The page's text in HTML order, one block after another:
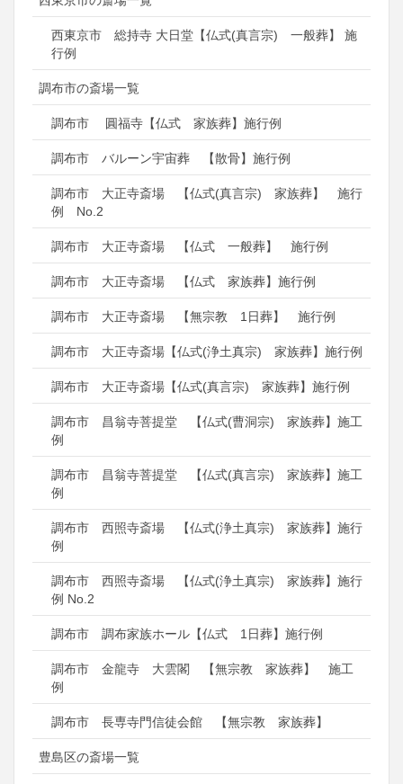
西東京市 総持寺 大日堂【仏式(真言宗) 一般葬】 施
行例
調布市の斎場一覧
調布市 圓福寺【仏式 家族葬】施行例
調布市 バルーン宇宙葬 【散骨】施行例
調布市 大正寺斎場 【仏式(真言宗) 家族葬】 施行
例 No.2
調布市 大正寺斎場 【仏式 一般葬】 施行例
調布市 大正寺斎場 【仏式 家族葬】施行例
調布市 大正寺斎場 【無宗教 1日葬】 施行例
調布市 大正寺斎場【仏式(浄土真宗) 家族葬】施行例
調布市 大正寺斎場【仏式(真言宗) 家族葬】施行例
調布市 昌翁寺菩提堂 【仏式(曹洞宗) 家族葬】施工
例
調布市 昌翁寺菩提堂 【仏式(真言宗) 家族葬】施工
例
調布市 西照寺斎場 【仏式(浄土真宗) 家族葬】施行
例
調布市 西照寺斎場 【仏式(浄土真宗) 家族葬】施行
例 No.2
調布市 調布家族ホール【仏式 1日葬】施行例
調布市 金龍寺 大雲閣 【無宗教 家族葬】 施工
例
調布市 長専寺門信徒会館 【無宗教 家族葬】
豊島区の斎場一覧